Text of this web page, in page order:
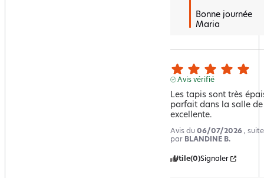
Bonne journée
Maria
Avis vérifié
Les tapis sont très
parfait dans la salle
excellente.
Avis du 06/07/2026 ,
par BLANDINE B.
Utile(0)Signaler